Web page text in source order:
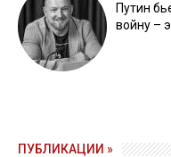
Путин
войну –
ПУБЛИКАЦИИ »